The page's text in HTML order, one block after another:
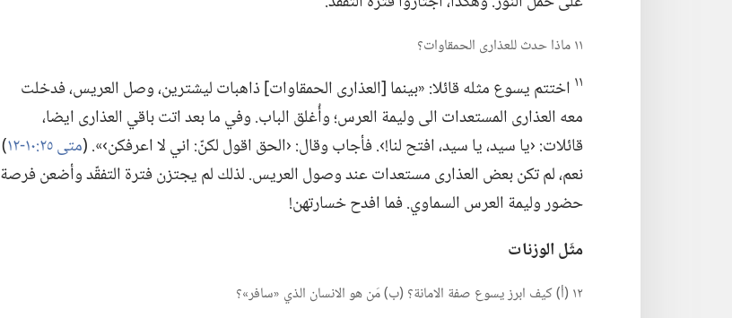
١١ ماذا حدث للعذارى الحمقاوات؟‏
١١ اختتم يسوع مثله قائلا:‏ «بينما [العذارى الحمقاوات] ذاهبات ليشترين،‏ وصل العريس،‏ فدخلت
معه العذارى المستعدات الى وليمة العرس؛‏ وأُغلق الباب.‏ وفي ما بعد اتت باقي العذارى ايضا،‏
قائلات:‏ ‹يا سيد،‏ يا سيد،‏ افتح لنا!‏›.‏ فأجاب وقال:‏ ‹الحق اقول لكنّ:‏ اني لا اعرفكن›».‏ (‏متى ٢٥:‏١٠-‏١٢
‏)‏
نعم،‏ لم تكن بعض العذارى مستعدات عند وصول العريس.‏ لذلك لم يجتزن فترة التفقّد وأضعن فرصة
حضور وليمة العرس السماوي.‏ فما افدح خسارتهن!‏
مثَل الوزنات
١٢ (‏أ)‏ كيف ابرز يسوع صفة الامانة؟‏ (‏ب)‏ مَن هو الانسان الذي «سافر»؟‏